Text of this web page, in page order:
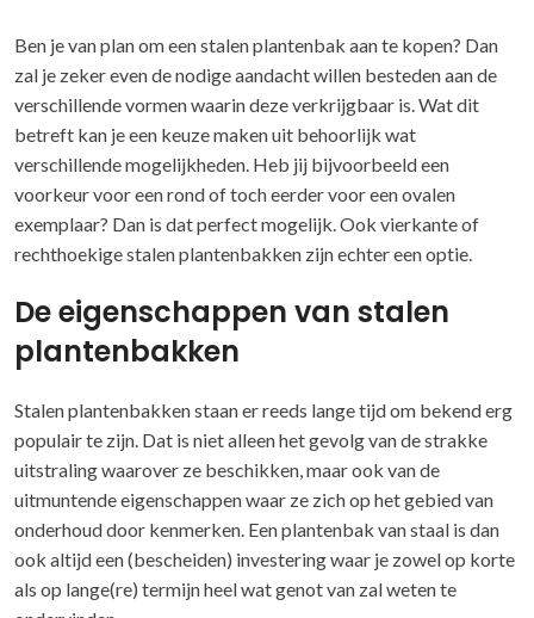
Ben je van plan om een stalen plantenbak aan te kopen? Dan
zal je zeker even de nodige aandacht willen besteden aan de
verschillende vormen waarin deze verkrijgbaar is. Wat dit
betreft kan je een keuze maken uit behoorlijk wat
verschillende mogelijkheden. Heb jij bijvoorbeeld een
voorkeur voor een rond of toch eerder voor een ovalen
exemplaar? Dan is dat perfect mogelijk. Ook vierkante of
rechthoekige stalen plantenbakken zijn echter een optie.
De eigenschappen van stalen
plantenbakken
Stalen plantenbakken staan er reeds lange tijd om bekend erg
populair te zijn. Dat is niet alleen het gevolg van de strakke
uitstraling waarover ze beschikken, maar ook van de
uitmuntende eigenschappen waar ze zich op het gebied van
onderhoud door kenmerken. Een plantenbak van staal is dan
ook altijd een (bescheiden) investering waar je zowel op korte
als op lange(re) termijn heel wat genot van zal weten te